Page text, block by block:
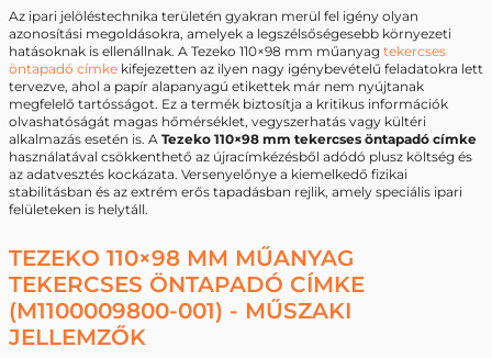
Az ipari jelöléstechnika területén gyakran merül fel igény olyan
azonosítási megoldásokra, amelyek a legszélsőségesebb környezeti
hatásoknak is ellenállnak. A Tezeko 110×98 mm műanyag tekercses
öntapadó címke kifejezetten az ilyen nagy igénybevételű feladatokra lett
tervezve, ahol a papír alapanyagú etikettek már nem nyújtanak
megfelelő tartósságot. Ez a termék biztosítja a kritikus információk
olvashatóságát magas hőmérséklet, vegyszerhatás vagy kültéri
alkalmazás esetén is. A Tezeko 110×98 mm tekercses öntapadó címke
használatával csökkenthető az újracímkézésből adódó plusz költség és
az adatvesztés kockázata. Versenyelőnye a kiemelkedő fizikai
stabilitásban és az extrém erős tapadásban rejlik, amely speciális ipari
felületeken is helytáll.
TEZEKO 110×98 MM MŰANYAG
TEKERCSES ÖNTAPADÓ CÍMKE
(M1100009800-001) - MŰSZAKI
JELLEMZŐK